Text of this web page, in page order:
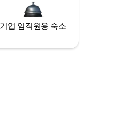
기업 임직원용 숙소